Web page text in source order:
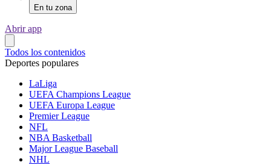
En tu zona
Abrir app
Todos los contenidos
Deportes populares
LaLiga
UEFA Champions League
UEFA Europa League
Premier League
NFL
NBA Basketball
Major League Baseball
NHL